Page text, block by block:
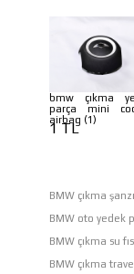
bmw çıkma
parça mini
airbag (1)
1 TL
BMW çıkma
BMW oto yedek
BMW çıkma su
BMW çıkma